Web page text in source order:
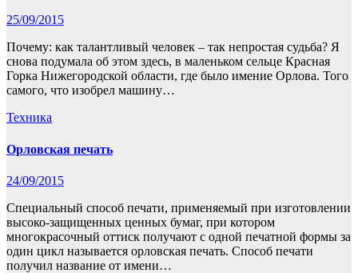
25/09/2015
Почему: как талантливый человек – так непростая судьба? Я
снова подумала об этом здесь, в маленьком сельце Красная
Горка Нижегородской области, где было имение Орлова. Того
самого, что изобрел машину…
Техника
Орловская печать
24/09/2015
Специальный способ печати, применяемый при изготовлении
высоко-защищенных ценных бумаг, при котором
многокрасочный оттиск получают с одной печатной формы за
один цикл называется орловская печать. Способ печати
получил название от имени…